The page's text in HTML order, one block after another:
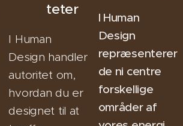
teter
I Human
Design handler
autoritet om,
hvordan du er
designet til at
I Human
Design
repræsenterer
de ni centre
forskellige
områder af